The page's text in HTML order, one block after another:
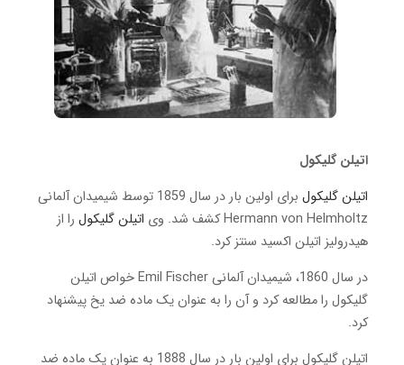
اتیلن گلیکول
اتیلن گلیکول
برای اولین بار در سال 1859 توسط شیمیدان آلمانی
Hermann von Helmholtz کشف شد. وی
اتیلن گلیکول را از
هیدرولیز اتیلن اکسید سنتز کرد.
در سال 1860، شیمیدان آلمانی Emil Fischer خواص اتیلن
گلیکول را مطالعه کرد و آن را به عنوان یک ماده ضد یخ پیشنهاد
کرد.
اتیلن گلیکول برای اولین بار در سال 1888 به عنوان یک ماده ضد